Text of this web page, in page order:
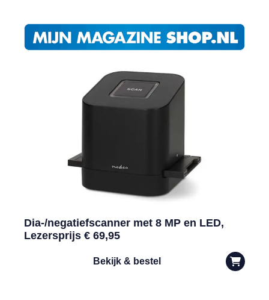
Dia-/negatiefscanner met 8 MP en LED,
Lezersprijs € 69,95
Bekijk & bestel